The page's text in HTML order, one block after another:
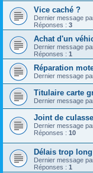
Vice caché ?
Dernier message
Réponses : 3
Achat d'un
Dernier message
Réponses : 1
Réparation
Dernier message
Titulaire carte
Dernier message
Joint de
Dernier message
Réponses : 10
Délais trop
Dernier message
Réponses : 1